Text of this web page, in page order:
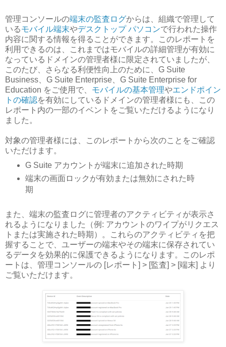
管理コンソールの端末の監査ログからは、組織で管理して
いるモバイル端末やデスクトップ パソコンで行われた操作
内容に関する情報を得ることができます。このレポートを
利用できるのは、これまではモバイルの詳細管理が有効に
なっているドメインの管理者様に限定されていましたが、
このたび、さらなる利便性向上のために、G Suite
Business、G Suite Enterprise、G Suite Enterprise for
Education をご使用で、 モバイルの基本管理やエンドポイン
トの確認を有効にしているドメインの管理者様にも、この
レポート内の一部のイベントをご覧いただけるようになり
ました。
対象の管理者様には、このレポートから次のことをご確認
いただけます。
G Suite アカウントが端末に追加された時期
端末の画面ロックが有効または無効にされた時
期
また、端末の監査ログに管理者のアクティビティが表示さ
れるようになりました（例: アカウントのワイプがリクエス
トまたは実施された時期）。これらのアクティビティを把
握することで、ユーザーの端末やその端末に保存されてい
るデータを効果的に保護できるようになります。このレポ
ートは、管理コンソールの [レポート] > [監査] > [端末] より
ご覧いただけます。